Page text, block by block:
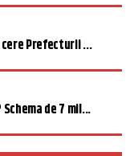
cere Prefecturii ...
de 7 mil...